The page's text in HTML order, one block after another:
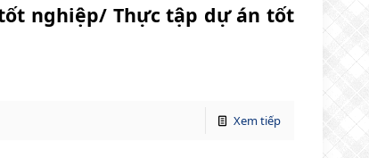
nghiệp/ Thực tập dự án tốt
Xem tiếp